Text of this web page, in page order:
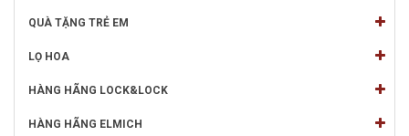
QUÀ TẶNG TRẺ EM
LỌ HOA
HÀNG HÃNG LOCK&LOCK
HÀNG HÃNG ELMICH